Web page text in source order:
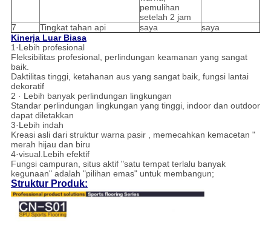
pemulihan
setelah 2 jam
7 Tingkat tahan api saya
saya
Kinerja Luar Biasa
1·Lebih profesional
Fleksibilitas profesional, perlindungan keamanan yang sangat
baik.
Daktilitas tinggi, ketahanan aus yang sangat baik, fungsi lantai
dekoratif
2 · Lebih banyak perlindungan lingkungan
Standar perlindungan lingkungan yang tinggi, indoor dan outdoor
dapat diletakkan
3·Lebih indah
Kreasi asli dari struktur warna pasir , memecahkan kemacetan "
merah hijau dan biru
4·visual.Lebih efektif
Fungsi campuran, situs aktif "satu tempat terlalu banyak
kegunaan" adalah "pilihan emas" untuk membangun;
Struktur Produk: